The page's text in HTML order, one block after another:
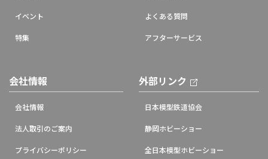
イベント
特集
よくある質問
アフターサービス
会社情報
会社情報
法人取引のご案内
プライバシーポリシー
外部リンク
日本模型鉄道協会
静岡ホビーショー
全日本模型ホビーショー